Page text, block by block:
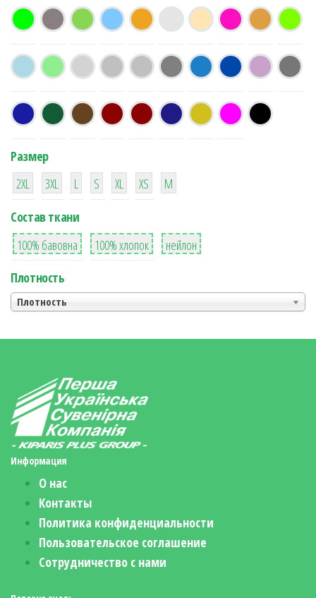
Размер
38
2XL
16
3XL
42
L
42
S
42
XL XS
М
Состав ткани
8
100% бавовна
36
100% хлопок
2
нейлон
Плотность
Плотность
Информация
О нас
Контакты
Политика конфиденциальности
Пользовательское соглашение
Сотрудничество с нами